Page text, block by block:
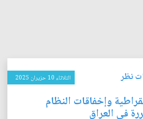
نظر الثلاثاء 10 حزيران 2025
وإخفاقات النظام
في العراق